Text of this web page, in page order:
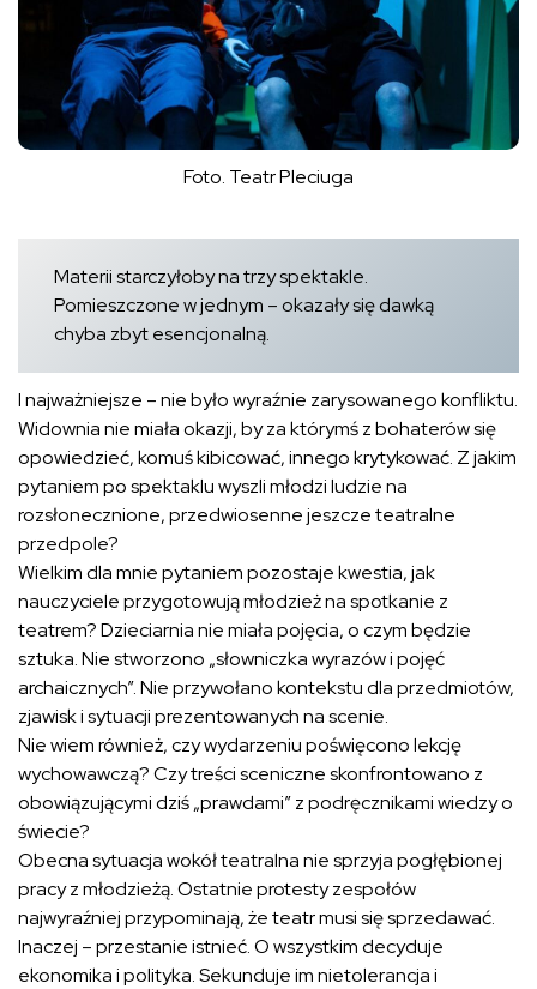
Foto. Teatr Pleciuga
Materii starczyłoby na trzy spektakle.
Pomieszczone w jednym – okazały się dawką
chyba zbyt esencjonalną.
I najważniejsze – nie było wyraźnie zarysowanego konfliktu.
Widownia nie miała okazji, by za którymś z bohaterów się
opowiedzieć, komuś kibicować, innego krytykować. Z jakim
pytaniem po spektaklu wyszli młodzi ludzie na
rozsłonecznione, przedwiosenne jeszcze teatralne
przedpole?
Wielkim dla mnie pytaniem pozostaje kwestia, jak
nauczyciele przygotowują młodzież na spotkanie z
teatrem? Dzieciarnia nie miała pojęcia, o czym będzie
sztuka. Nie stworzono „słowniczka wyrazów i pojęć
archaicznych”. Nie przywołano kontekstu dla przedmiotów,
zjawisk i sytuacji prezentowanych na scenie.
Nie wiem również, czy wydarzeniu poświęcono lekcję
wychowawczą? Czy treści sceniczne skonfrontowano z
obowiązującymi dziś „prawdami” z podręcznikami wiedzy o
świecie?
Obecna sytuacja wokół teatralna nie sprzyja pogłębionej
pracy z młodzieżą. Ostatnie protesty zespołów
najwyraźniej przypominają, że teatr musi się sprzedawać.
Inaczej – przestanie istnieć. O wszystkim decyduje
ekonomika i polityka. Sekunduje im nietolerancja i